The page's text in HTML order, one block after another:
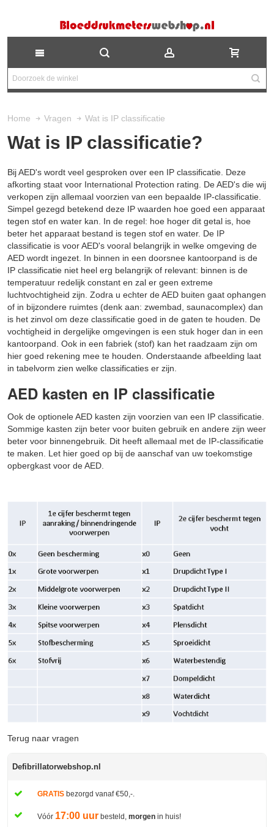
Home Vragen Wat is IP classificatie
Wat is IP classificatie?
Bij AED's wordt veel gesproken over een IP classificatie. Deze
afkorting staat voor International Protection rating. DeAED's die wij
verkopen zijn allemaal voorzien van een bepaalde IP-classificatie.
Simpel gezegd betekend deze IP waarden hoe goed een apparaat
tegen stof en water kan. In de regel: hoe hoger dit getal is, hoe
beter het apparaat bestand is tegen stof en water. De IP
classificatie is voor AED's vooral belangrijk in welke omgeving de
AED wordt ingezet. In binnen in een doorsnee kantoorpand is de
IP classificatie niet heel erg belangrijk of relevant: binnen is de
temperatuur redelijk constant en zal er geen extreme
luchtvochtigheid zijn. Zodra u echter de AED buiten gaat ophangen
of in bijzondere ruimtes (denk aan: zwembad, saunacomplex) dan
is het zinvol om deze classificatie goed in de gaten te houden. De
vochtigheid in dergelijke omgevingen is een stuk hoger dan in een
kantoorpand. Ook in een fabriek (stof) kan het raadzaam zijn om
hier goed rekening mee te houden. Onderstaande afbeelding laat
in tabelvorm zien welke classificaties er zijn.
AED kasten en IP classificatie
Ook de optioneleAED kasten zijn voorzien van een IP classificatie.
Sommige kasten zijn beter voor buiten gebruik en andere zijn weer
beter voor binnengebruik. Dit heeft allemaal met de IP-classificatie
te maken. Let hier goed op bij de aanschaf van uw toekomstige
opbergkast voor de AED.
Terug naar vragen
Defibrillatorwebshop.nl
GRATIS bezorgd vanaf €50,-.
Vóór 17:00 uur besteld, morgen in huis!